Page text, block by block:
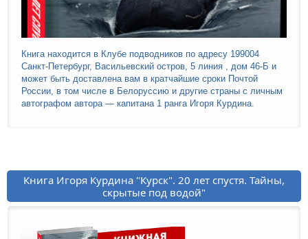
Книга находится в Клубе подводников по адресу 199004
Санкт-Петербург, Васильевский остров, 5 линия , дом 46-Б и
может быть доставлена вам в кратчайшие сроки Почтой
России, в том числе в Белоруссию и другие страны с личным
автографом автора — капитана 1 ранга Игоря Курдина.
Книга Игоря Курдина "Курск". 20 лет спустя. Тайны,
скрытые под водой"